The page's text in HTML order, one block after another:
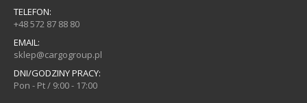
TELEFON:
+48 572 87 88 80
EMAIL:
sklep@cargogroup.pl
DNI/GODZINY PRACY:
Pon - Pt / 9:00 - 17:00